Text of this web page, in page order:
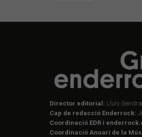
Director editorial: Lluís
Cap de redacció Enderrock:
Coordinació EDR i
Coordinació Anuari de la